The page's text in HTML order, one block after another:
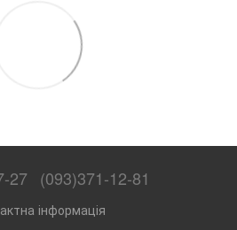
27 (093)371-12-81
інформація